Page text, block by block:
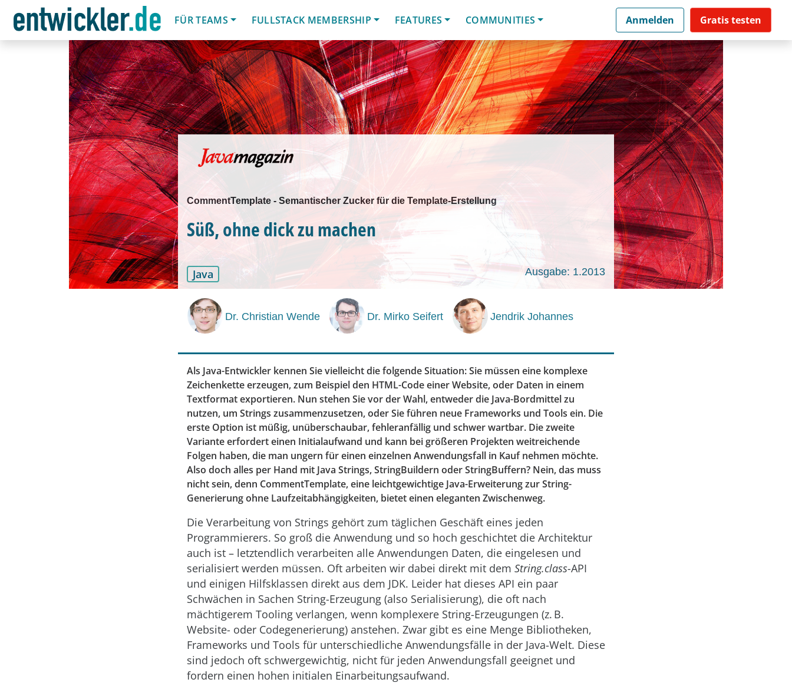
FÜR TEAMS
FULLSTACK MEMBERSHIP FEATURES COMMUNITIES Anmelden Gratis testen
CommentTemplate - Semantischer Zucker für die Template-Erstellung
Süß, ohne dick zu machen
Java Ausgabe: 1.2013
Dr. Christian Wende Dr. Mirko Seifert Jendrik Johannes
Als Java-Entwickler kennen Sie vielleicht die folgende Situation: Sie müssen eine komplexe
Zeichenkette erzeugen, zum Beispiel den HTML-Code einer Website, oder Daten in einem
Textformat exportieren. Nun stehen Sie vor der Wahl, entweder die Java-Bordmittel zu
nutzen, um Strings zusammenzusetzen, oder Sie führen neue Frameworks und Tools ein. Die
erste Option ist müßig, unüberschaubar, fehleranfällig und schwer wartbar. Die zweite
Variante erfordert einen Initialaufwand und kann bei größeren Projekten weitreichende
Folgen haben, die man ungern für einen einzelnen Anwendungsfall in Kauf nehmen möchte.
Also doch alles per Hand mit Java Strings, StringBuildern oder StringBuffern? Nein, das muss
nicht sein, denn CommentTemplate, eine leichtgewichtige Java-Erweiterung zur String-
Generierung ohne Laufzeitabhängigkeiten, bietet einen eleganten Zwischenweg.
Die Verarbeitung von Strings gehört zum täglichen Geschäft eines jeden
Programmierers. So groß die Anwendung und so hoch geschichtet die Architektur
auch ist – letztendlich verarbeiten alle Anwendungen Daten, die eingelesen und
serialisiert werden müssen. Oft arbeiten wir dabei direkt mit dem String.class-API
und einigen Hilfsklassen direkt aus dem JDK. Leider hat dieses API ein paar
Schwächen in Sachen String-Erzeugung (also Serialisierung), die oft nach
mächtigerem Tooling verlangen, wenn komplexere String-Erzeugungen (z. B.
Website- oder Codegenerierung) anstehen. Zwar gibt es eine Menge Bibliotheken,
Frameworks und Tools für unterschiedliche Anwendungsfälle in der Java-Welt. Diese
sind jedoch oft schwergewichtig, nicht für jeden Anwendungsfall geeignet und
fordern einen hohen initialen Einarbeitungsaufwand.